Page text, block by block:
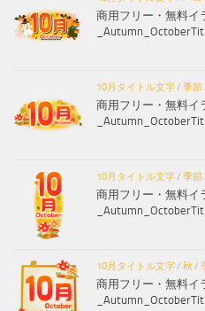
商用フリー・無料イ
10月タイトル文字/ 季節
商用フリー・無料イ
10月タイトル文字/ 季節
商用フリー・無料イ
10月タイトル文字/ 秋 /
商用フリー・無料イ